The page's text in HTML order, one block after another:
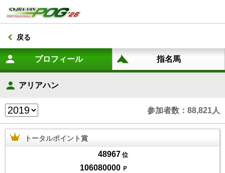
戻る
アリアハン
参加者数：88,821人
トータルポイント賞
48967 位
106080000 Ｐ